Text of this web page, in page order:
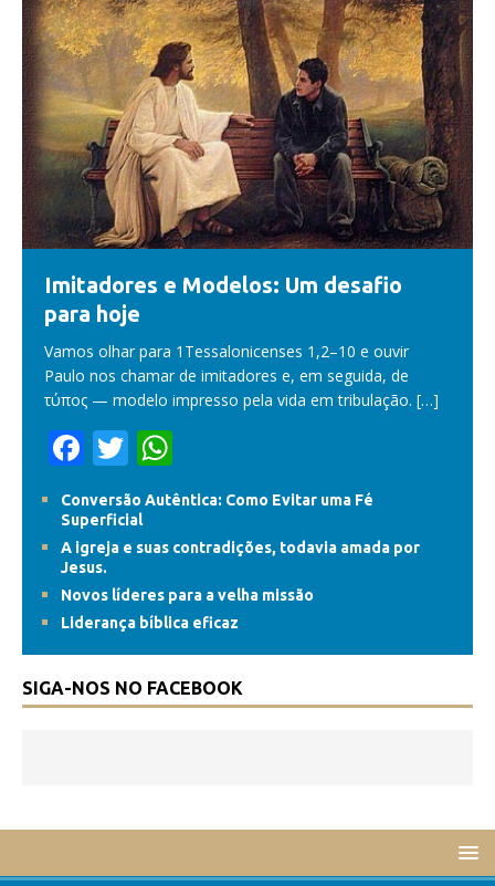
Imitadores e Modelos: Um desafio
para hoje
Vamos olhar para 1Tessalonicenses 1,2–10 e ouvir
Paulo nos chamar de imitadores e, em seguida, de
τύπος — modelo impresso pela vida em tribulação. […]
F
e
b
o
o
k
T
w
itt
er
h
at
s
A
p
p
Conversão Autêntica: Como Evitar uma Fé
Superficial
A igreja e suas contradições, todavia amada por
Jesus.
Novos líderes para a velha missão
Liderança bíblica eficaz
SIGA-NOS NO FACEBOOK